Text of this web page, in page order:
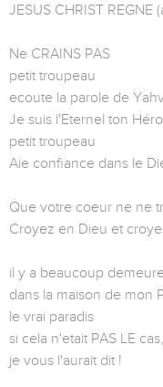
JESUS CHRIST REGNE
Ne CRAINS PAS
petit troupeau
ecoute la parole de
Je suis l'Eternel ton
petit troupeau
Aie confiance dans le
Que votre coeur ne ne
Croyez en Dieu et
il y a beaucoup
dans la maison de mon
le vrai paradis
si cela n'etait PAS LE cas,
je vous l'aurait dit !